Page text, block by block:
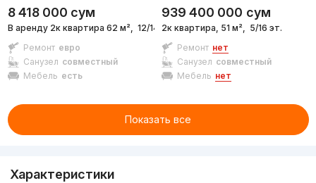
8 418 000 сум
В аренду 2к квартира 62 м²,
12/14 эт.
Ремонт евро
Санузел совместный
Мебель есть
939 400 000 сум
2к квартира, 51 м²,
5/16 эт.
Ремонт нет
Санузел совместный
Мебель нет
Показать все
Характеристики